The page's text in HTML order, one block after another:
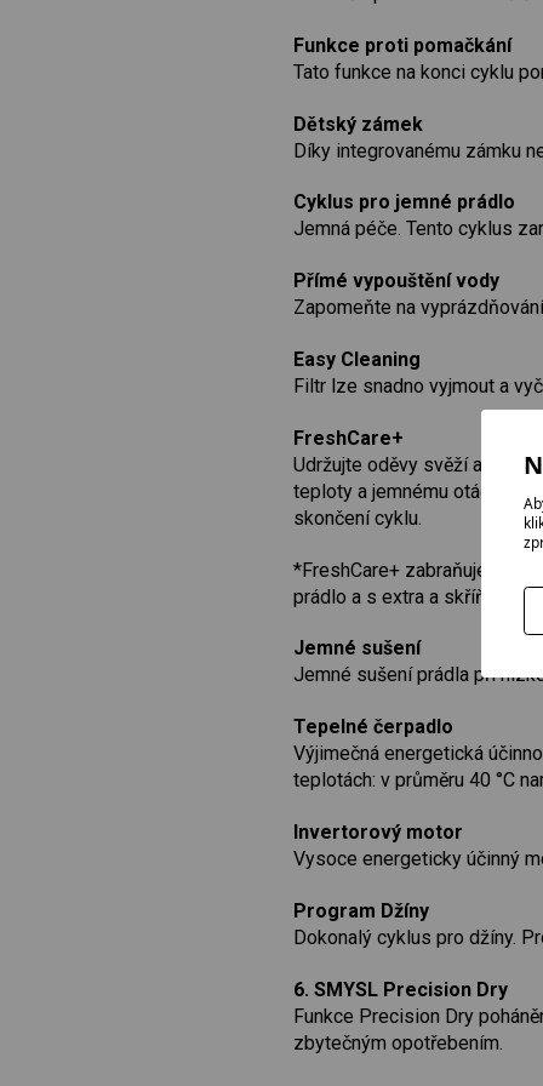
Funkce proti pomačkání
Tato funkce na konci cyklu
Dětský zámek
Díky integrovanému zámku
Cyklus pro jemné prádlo
Jemná péče. Tento cyklus
Přímé vypouštění vody
Zapomeňte na
Easy Cleaning
Filtr lze snadno vyjmout a
FreshCare+
Udržujte oděvy svěží až 6
teploty a jemnému otáčení,
skončení cyklu.
*FreshCare+ zabraňuje
prádlo a s extra a skříňovými
Jemné sušení
Jemné sušení prádla při
Tepelné čerpadlo
Výjimečná energetická
teplotách: v průměru 40 °C
Invertorový motor
Vysoce energeticky účinný
Program Džíny
Dokonalý cyklus pro džíny.
6. SMYSL Precision Dry
Funkce Precision Dry
zbytečným opotřebením.